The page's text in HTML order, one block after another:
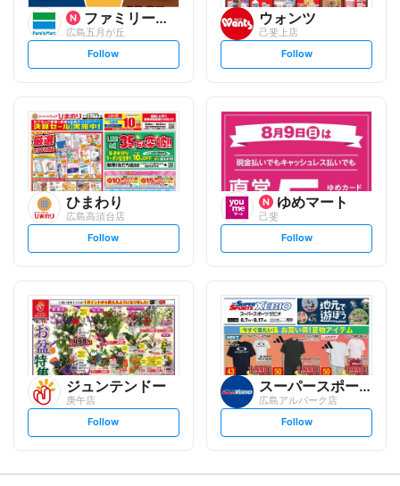
ファミリーマート
広島五月が丘
s
t
l
o
w
Follow
ウォンツ
己斐上店
s
t
l
o
w
Follow
ひまわり
広島高須台店
s
t
o
w
Follow
ゆめマート
己斐
s
t
l
o
w
Follow
ジュンテンドー
庚午店
s
t
Follow
スーパースポーツゼビオ
広島アルパーク店
s
t
Follow